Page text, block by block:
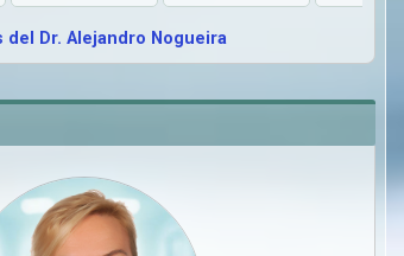
Dr. Alejandro Nogueira